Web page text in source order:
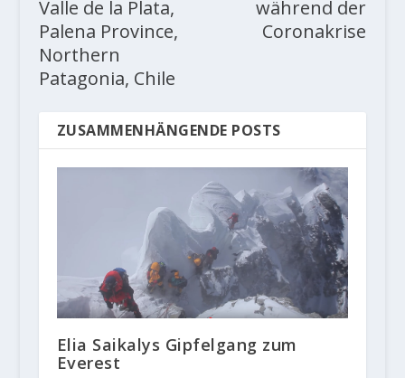
Valle de la Plata,
Palena Province,
Northern
Patagonia, Chile
während der
Coronakrise
ZUSAMMENHÄNGENDE POSTS
Elia Saikalys Gipfelgang zum
Everest